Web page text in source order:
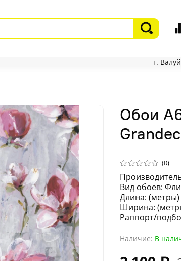
г.
(0)
Наличие: В
Обои
Вид обоев:
Длина: (метры)
Ширина:
Раппорт/